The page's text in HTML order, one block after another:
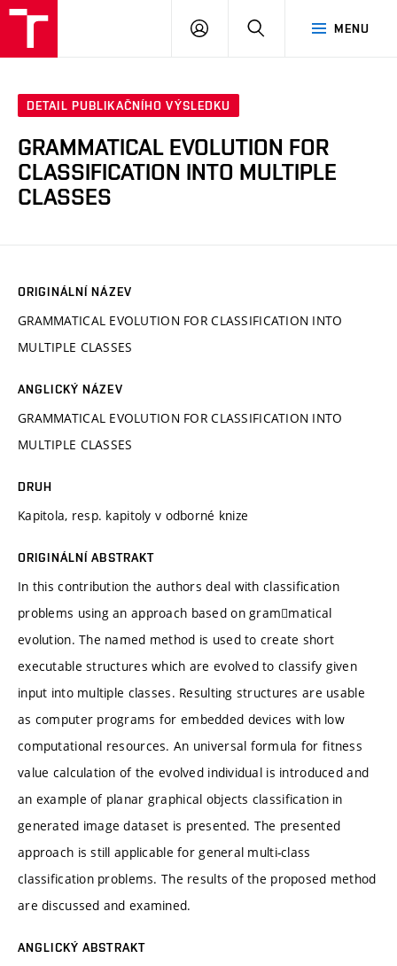
MENU
PŘIHLÁSIT
DETAIL PUBLIKAČNÍHO VÝSLEDKU
GRAMMATICAL EVOLUTION FOR
CLASSIFICATION INTO MULTIPLE
CLASSES
ORIGINÁLNÍ NÁZEV
GRAMMATICAL EVOLUTION FOR CLASSIFICATION INTO
MULTIPLE CLASSES
ANGLICKÝ NÁZEV
GRAMMATICAL EVOLUTION FOR CLASSIFICATION INTO
MULTIPLE CLASSES
DRUH
Kapitola, resp. kapitoly v odborné knize
ORIGINÁLNÍ ABSTRAKT
In this contribution the authors deal with classification
problems using an approach based on gram￾matical
evolution. The named method is used to create short
executable structures which are evolved to classify given
input into multiple classes. Resulting structures are usable
as computer programs for embedded devices with low
computational resources. An universal formula for fitness
value calculation of the evolved individual is introduced and
an example of planar graphical objects classification in
generated image dataset is presented. The presented
approach is still applicable for general multi-class
classification problems. The results of the proposed method
are discussed and examined.
ANGLICKÝ ABSTRAKT